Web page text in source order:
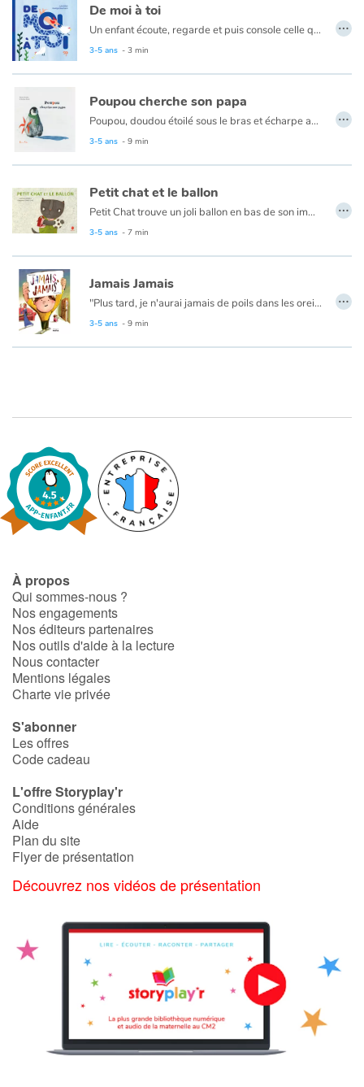
De moi à toi
Un enfant écoute, regarde et puis console celle qui bientôt sera son amie ; l’amie avec qui jouer et goûter la joie de partager. Un livre fait d’images et de mots, de poésie, et aussi de magie. Magie de petits bouts de vie à partager avec tendresse pour vivre ensemble, tout en délicatesse.
3-5 ans - 3 min
…
Poupou cherche son papa
Poupou, doudou étoilé sous le bras et écharpe au cou, part à la recherche de son papa mystérieusement disparu. Dans sa quête, il fera des rencontres qui partageront avec lui leur expérience d’un lien précieux et l’aideront chacun à progresser.
3-5 ans - 9 min
…
Petit chat et le ballon
Petit Chat trouve un joli ballon en bas de son immeuble. Tout heureux, il le rapporte chez lui, au 4ème étage. Mais maman lui dit qu’il doit d’abord s’assurer que ce ballon n’appartient à personne avant de le garder. Il faut demander aux voisins… Petit Chat est très intimidé : sa famille vient juste d’emménager et il ne connaît personne. Ce que Petit Chat ne sait pas encore, c’est que le joli ballon l’aidera à vaincre sa timidité et à se faire des camarades.
3-5 ans - 7 min
…
Jamais Jamais
"Plus tard, je n'aurai jamais de poils dans les oreilles.
3-5 ans - 9 min
…
À propos
Qui sommes-nous ?
Nos engagements
Nos éditeurs partenaires
Nos outils d'aide à la lecture
Nous contacter
Mentions légales
Charte vie privée
S'abonner
Les offres
Code cadeau
L'offre Storyplay'r
Conditions générales
Aide
Plan du site
Flyer de présentation
Découvrez nos vidéos de présentation